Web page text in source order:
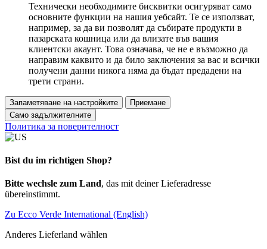
Технически необходимите бисквитки осигуряват само
основните функции на нашия уебсайт. Те се използват,
например, за да ви позволят да събирате продукти в
пазарската кошница или да влизате във вашия
клиентски акаунт. Това означава, че не е възможно да
направим каквито и да било заключения за вас и всички
получени данни никога няма да бъдат предадени на
трети страни.
Запаметяване на настройките
Приемане
Само задължителните
Политика за поверителност
Bist du im richtigen Shop?
Bitte wechsle zum Land, das mit deiner Lieferadresse
übereinstimmt.
Zu Ecco Verde International (English)
Anderes Lieferland wählen